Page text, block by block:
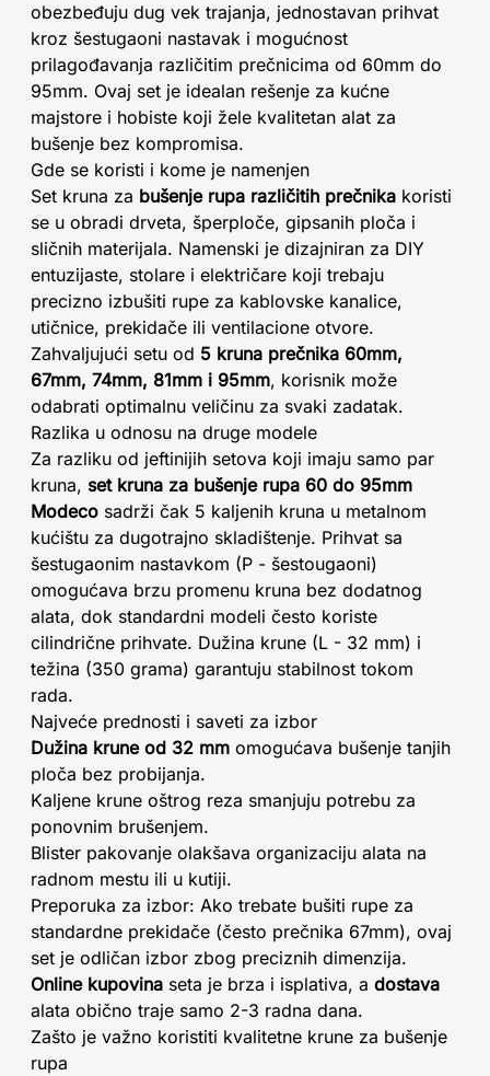
obezbeđuju dug vek trajanja, jednostavan prihvat
kroz šestugaoni nastavak i mogućnost
prilagođavanja različitim prečnicima od 60mm do
95mm. Ovaj set je idealan rešenje za kućne
majstore i hobiste koji žele kvalitetan alat za
bušenje bez kompromisa.
Gde se koristi i kome je namenjen
Set kruna za bušenje rupa različitih prečnika koristi
se u obradi drveta, šperploče, gipsanih ploča i
sličnih materijala. Namenski je dizajniran za DIY
entuzijaste, stolare i električare koji trebaju
precizno izbušiti rupe za kablovske kanalice,
utičnice, prekidače ili ventilacione otvore.
Zahvaljujući setu od 5 kruna prečnika 60mm,
67mm, 74mm, 81mm i 95mm, korisnik može
odabrati optimalnu veličinu za svaki zadatak.
Razlika u odnosu na druge modele
Za razliku od jeftinijih setova koji imaju samo par
kruna, set kruna za bušenje rupa 60 do 95mm
Modeco sadrži čak 5 kaljenih kruna u metalnom
kućištu za dugotrajno skladištenje. Prihvat sa
šestugaonim nastavkom (P - šestougaoni)
omogućava brzu promenu kruna bez dodatnog
alata, dok standardni modeli često koriste
cilindrične prihvate. Dužina krune (L - 32 mm) i
težina (350 grama) garantuju stabilnost tokom
rada.
Najveće prednosti i saveti za izbor
Dužina krune od 32 mm omogućava bušenje tanjih
ploča bez probijanja.
Kaljene krune oštrog reza smanjuju potrebu za
ponovnim brušenjem.
Blister pakovanje olakšava organizaciju alata na
radnom mestu ili u kutiji.
Preporuka za izbor: Ako trebate bušiti rupe za
standardne prekidače (često prečnika 67mm), ovaj
set je odličan izbor zbog preciznih dimenzija.
Online kupovina seta je brza i isplativa, a dostava
alata obično traje samo 2-3 radna dana.
Zašto je važno koristiti kvalitetne krune za bušenje
rupa